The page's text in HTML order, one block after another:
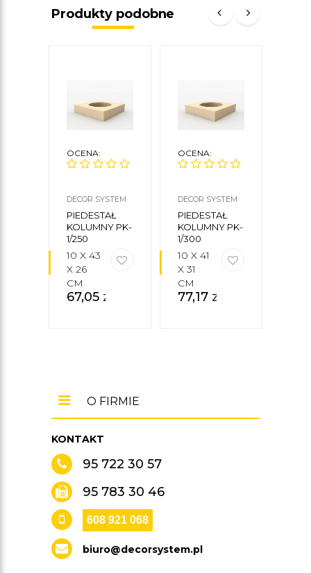
Produkty podobne
OCENA:
DECOR SYSTEM
PIEDESTAŁ
KOLUMNY PK-
1/250
10 X 43
X 26
CM
67,05 zł
OCENA:
DECOR SYSTEM
PIEDESTAŁ
KOLUMNY PK-
1/300
10 X 41
X 31
CM
77,17 zł
KONTAKT
95 722 30 57
95 783 30 46
608 921 068
biuro@decorsystem.pl
O FIRMIE